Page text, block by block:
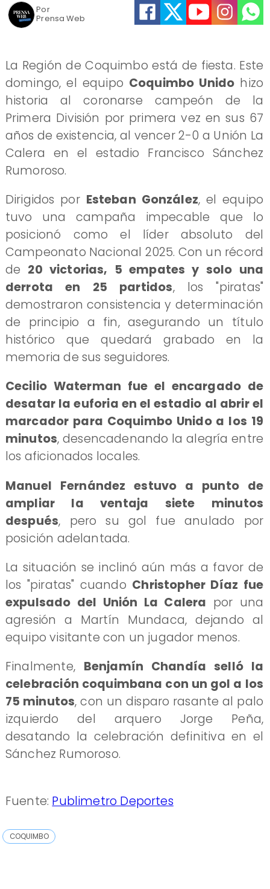
Prensa Web
Por
La Región de Coquimbo está de fiesta. Este
domingo, el equipo Coquimbo Unido hizo
historia al coronarse campeón de la
Primera División por primera vez en sus 67
años de existencia, al vencer 2-0 a Unión La
Calera en el estadio Francisco Sánchez
Rumoroso.
Dirigidos por Esteban González, el equipo
tuvo una campaña impecable que lo
posicionó como el líder absoluto del
Campeonato Nacional 2025. Con un récord
de 20 victorias, 5 empates y solo una
derrota en 25 partidos, los "piratas"
demostraron consistencia y determinación
de principio a fin, asegurando un título
histórico que quedará grabado en la
memoria de sus seguidores.
Cecilio Waterman fue el encargado de
desatar la euforia en el estadio al abrir el
marcador para Coquimbo Unido a los 19
minutos, desencadenando la alegría entre
los aficionados locales.
Manuel Fernández estuvo a punto de
ampliar la ventaja siete minutos
después, pero su gol fue anulado por
posición adelantada.
La situación se inclinó aún más a favor de
los "piratas" cuando Christopher Díaz fue
expulsado del Unión La Calera por una
agresión a Martín Mundaca, dejando al
equipo visitante con un jugador menos.
Finalmente, Benjamín Chandía selló la
celebración coquimbana con un gol a los
75 minutos, con un disparo rasante al palo
izquierdo del arquero Jorge Peña,
desatando la celebración definitiva en el
Sánchez Rumoroso.
Fuente: Publimetro Deportes
COQUIMBO